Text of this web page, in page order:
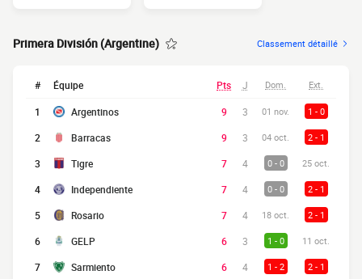
Primera División (Argentine) Classement détaillé
# Équipe Pts J Dom. Ext.
1 Argentinos 9 3 01 nov. 1 - 0
2 Barracas 9 3 04 oct. 2 - 1
3 Tigre 7 4 0 - 0 25 oct.
4 Independiente 7 4 0 - 0 2 - 1
5 Rosario 7 4 18 oct. 2 - 1
6 GELP 6 3 1 - 0 11 oct.
7 Sarmiento 6 4 1 - 2 2 - 1